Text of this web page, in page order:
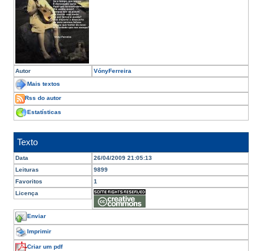
Autor VónyFerreira
Mais textos
Rss do autor
Estatísticas
Texto
Data
26/04/2009 21:05:13
Leituras
9899
Favoritos
1
Licença
Enviar
Imprimir
Criar um pdf